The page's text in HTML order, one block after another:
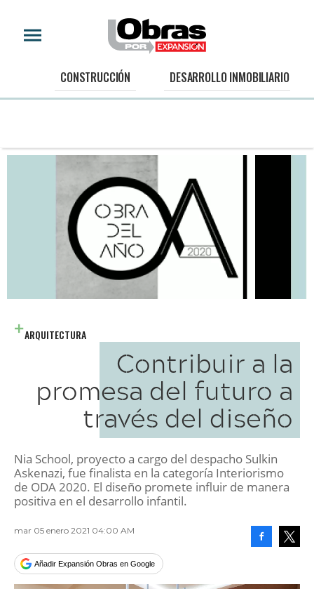
CONSTRUCCIÓN DESARROLLO INMOBILIARIO
ARQUITECTURA
Contribuir a la
promesa del futuro a
través del diseño
Nia School, proyecto a cargo del despacho Sulkin
Askenazi, fue finalista en la categoría Interiorismo
de ODA 2020. El diseño promete influir de manera
positiva en el desarrollo infantil.
mar 05 enero 2021 04:00 AM
Añadir Expansión Obras en Google